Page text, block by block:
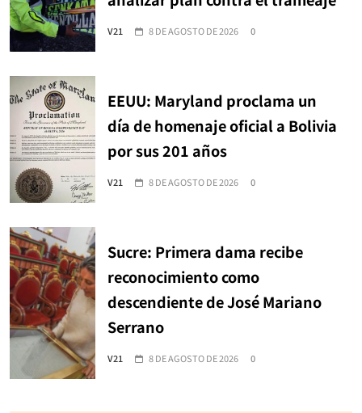
V21 8 DE AGOSTO DE 2026 0
EEUU: Maryland proclama un
día de homenaje oficial a Bolivia
por sus 201 años
V21 8 DE AGOSTO DE 2026 0
Sucre: Primera dama recibe
reconocimiento como
descendiente de José Mariano
Serrano
V21 8 DE AGOSTO DE 2026 0